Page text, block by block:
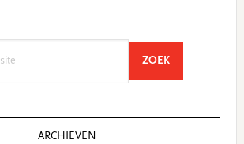
ZOEKSEARCH
ARCHIEVEN